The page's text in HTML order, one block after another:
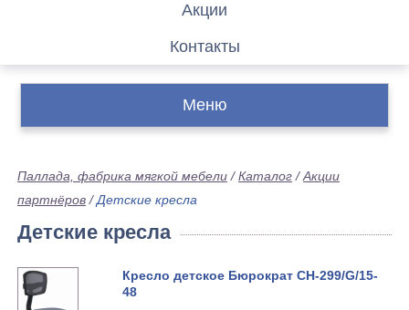
Акции
Контакты
Меню
Паллада, фабрика мягкой мебели /Каталог /Акции
партнёров /Детские кресла
Детские кресла
Кресло детское Бюрократ CH-299/G/15-
48